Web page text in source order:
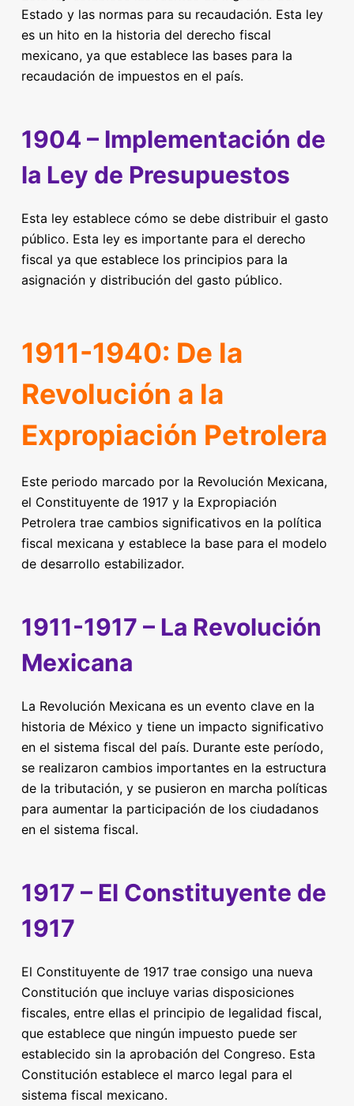
Estado y las normas para su recaudación. Esta ley
es un hito en la historia del derecho fiscal
mexicano, ya que establece las bases para la
recaudación de impuestos en el país.
1904 – Implementación de
la Ley de Presupuestos
Esta ley establece cómo se debe distribuir el gasto
público. Esta ley es importante para el derecho
fiscal ya que establece los principios para la
asignación y distribución del gasto público.
1911-1940: De la
Revolución a la
Expropiación Petrolera
Este periodo marcado por la Revolución Mexicana,
el Constituyente de 1917 y la Expropiación
Petrolera trae cambios significativos en la política
fiscal mexicana y establece la base para el modelo
de desarrollo estabilizador.
1911-1917 – La Revolución
Mexicana
La Revolución Mexicana es un evento clave en la
historia de México y tiene un impacto significativo
en el sistema fiscal del país. Durante este período,
se realizaron cambios importantes en la estructura
de la tributación, y se pusieron en marcha políticas
para aumentar la participación de los ciudadanos
en el sistema fiscal.
1917 – El Constituyente de
1917
El Constituyente de 1917 trae consigo una nueva
Constitución que incluye varias disposiciones
fiscales, entre ellas el principio de legalidad fiscal,
que establece que ningún impuesto puede ser
establecido sin la aprobación del Congreso. Esta
Constitución establece el marco legal para el
sistema fiscal mexicano.